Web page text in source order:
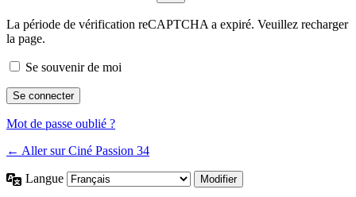
La période de vérification reCAPTCHA a expiré. Veuillez recharger
la page.
Se souvenir de moi
Mot de passe oublié ?
← Aller sur Ciné Passion 34
Langue